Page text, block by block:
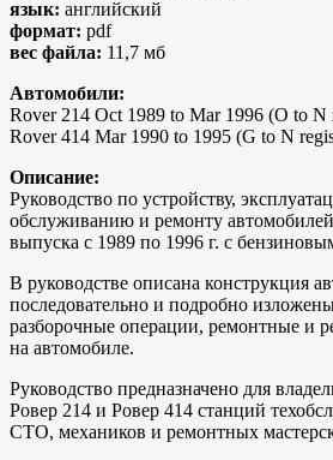
язык: английский
формат: pdf
вес файла: 11,7 мб
Автомобили:
Rover 214 Oct 1989 to Mar 1996 (O to N
Rover 414 Mar 1990 to 1995 (G to N
Описание:
Руководство по устройству,
обслуживанию и ремонту
выпуска с 1989 по 1996 г. с
В руководстве описана конструкция
последовательно и подробно
разборочные операции, ремонтные и
на автомобиле.
Руководство предназначено для
Ровер 214 и Ровер 414 станций
СТО, механиков и ремонтных